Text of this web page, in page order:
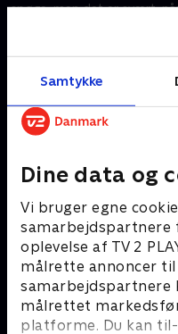
Samtykke
Dine data og
Vi bruger egne
samarbejdspartnere
oplevelse af TV 2
målrette annoncer til
samarbejdspartnere
målrettet
platforme. Du kan
spøge, men det er svært,
gengæld er meget bange
spøgelser.
Andre så også
Laban det lille